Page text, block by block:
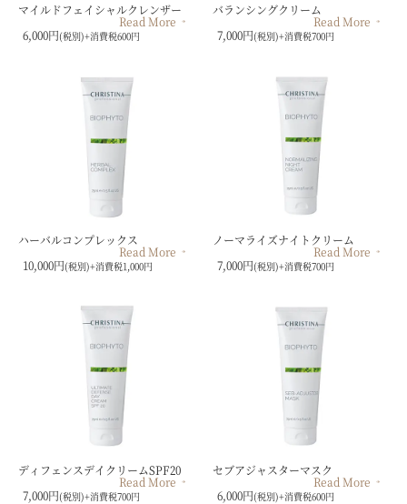
マイルドフェイシャルクレンザー
6,000円(税別)+消費税600円
Read More
バランシングクリーム
7,000円(税別)+消費税700円
Read More
ハーバルコンプレックス
10,000円(税別)+消費税1,000円
Read More
ノーマライズナイトクリーム
7,000円(税別)+消費税700円
Read More
ディフェンスデイクリームSPF20
7,000円(税別)+消費税700円
Read More
セブアジャスターマスク
6,000円(税別)+消費税600円
Read More